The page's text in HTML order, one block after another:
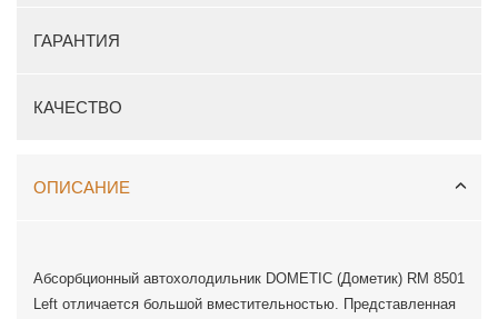
ГАРАНТИЯ
КАЧЕСТВО
ОПИСАНИЕ
Абсорбционный автохолодильник DOMETIC (Дометик) RM 8501
Left отличается большой вместительностью. Представленная